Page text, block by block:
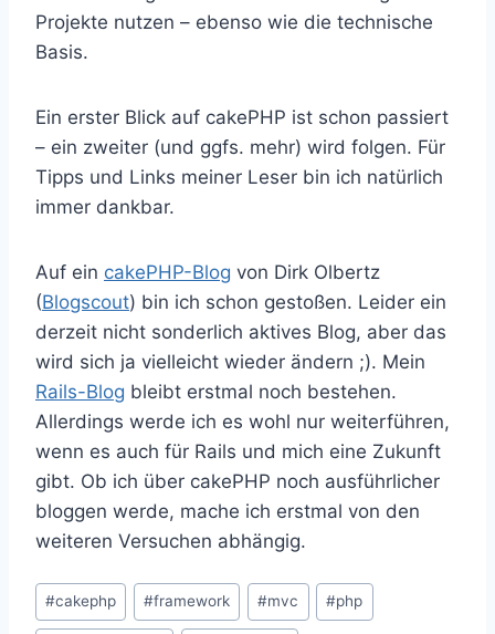
Projekte nutzen – ebenso wie die technische
Basis.
Ein erster Blick auf cakePHP ist schon passiert
– ein zweiter (und ggfs. mehr) wird folgen. Für
Tipps und Links meiner Leser bin ich natürlich
immer dankbar.
Auf ein cakePHP-Blog von Dirk Olbertz
(Blogscout) bin ich schon gestoßen. Leider ein
derzeit nicht sonderlich aktives Blog, aber das
wird sich ja vielleicht wieder ändern ;). Mein
Rails-Blog bleibt erstmal noch bestehen.
Allerdings werde ich es wohl nur weiterführen,
wenn es auch für Rails und mich eine Zukunft
gibt. Ob ich über cakePHP noch ausführlicher
bloggen werde, mache ich erstmal von den
weiteren Versuchen abhängig.
Schlagworte:
#cakephp #framework #mvc #php